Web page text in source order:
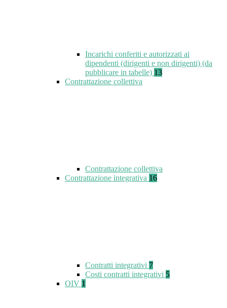
Incarichi conferiti e autorizzati ai
dipendenti (dirigenti e non dirigenti) (da
pubblicare in tabelle) 13
Contrattazione collettiva
Contrattazione collettiva
Contrattazione integrativa 16
Contratti integrativi 7
Costi contratti integrativi 5
OIV 1